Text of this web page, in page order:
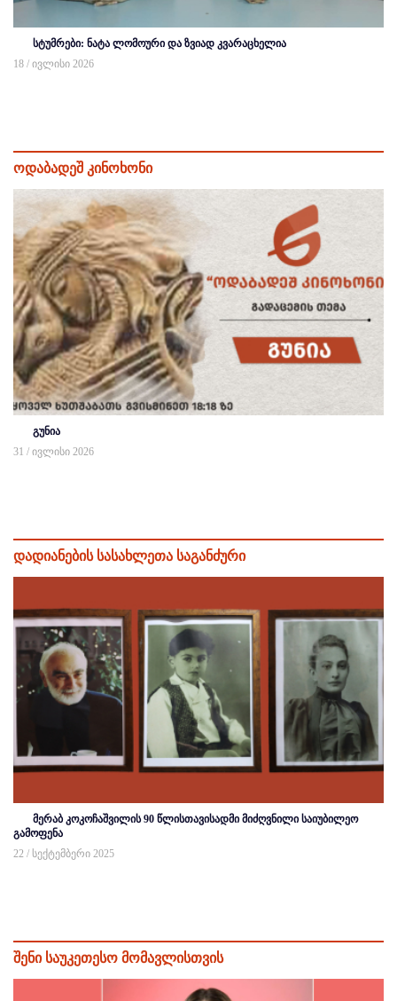
სტუმრები: ნატა ლომოური და ზვიად კვარაცხელია
18 / ივლისი 2026
ოდაბადეშ კინოხონი
გუნია
31 / ივლისი 2026
დადიანების სასახლეთა საგანძური
მერაბ კოკოჩაშვილის 90 წლისთავისადმი მიძღვნილი საიუბილეო
გამოფენა
22 / სექტემბერი 2025
შენი საუკეთესო მომავლისთვის